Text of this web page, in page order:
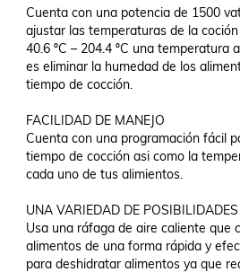
Cuenta con una potencia de 1500
ajustar las temperaturas de la coción
40.6 ºC – 204.4 ºC una temperatura
es eliminar la humedad de los
tiempo de cocción.
FACILIDAD DE MANEJO
Cuenta con una programación fácil
tiempo de cocción asi como la
cada uno de tus alimientos.
UNA VARIEDAD DE POSIBILIDADES
Usa una ráfaga de aire caliente que
alimentos de una forma rápida y
para deshidratar alimentos ya que